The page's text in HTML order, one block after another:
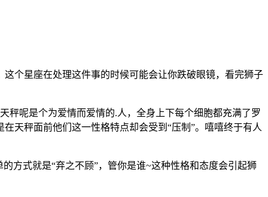
个星座在处理这件事的时候可能会让你跌破眼镜，看完狮子
秤呢是个为爱情而爱情的.人，全身上下每个细胞都充满了罗
天秤面前他们这一性格特点却会受到“压制”。嘻嘻终于有人
方式就是“弃之不顾”，管你是谁~这种性格和态度会引起狮